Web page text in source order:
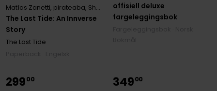
The Last Tide: An Innverse
Story
Matías Zanetti, pirateaba, Shane Sandulak
The Last Tide
offisiell deluxe
fargeleggingsbok
29900 34900